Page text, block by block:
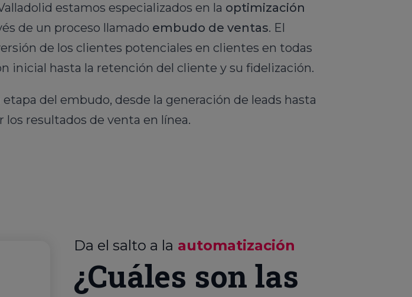
estamos especializados en la optimización
de un proceso llamado embudo de ventas. El
de los clientes potenciales en clientes en todas
inicial hasta la retención del cliente y su fidelización.
del embudo, desde la generación de leads hasta
resultados de venta en línea.
Da el salto a la automatización
¿Cuáles son las